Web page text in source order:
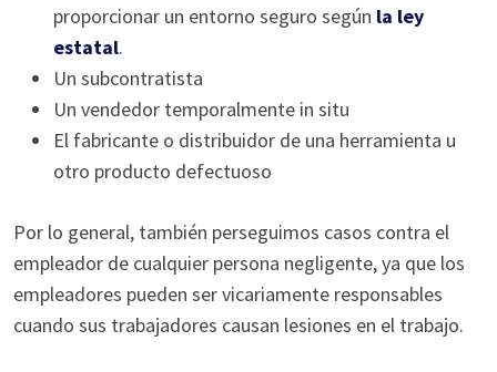
proporcionar un entorno seguro según la ley
estatal.
Un subcontratista
Un vendedor temporalmente in situ
El fabricante o distribuidor de una herramienta u
otro producto defectuoso
Por lo general, también perseguimos casos contra el
empleador de cualquier persona negligente, ya que los
empleadores pueden ser vicariamente responsables
cuando sus trabajadores causan lesiones en el trabajo.